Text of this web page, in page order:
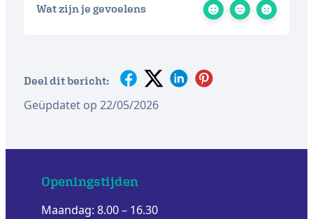
Wat zijn je gevoelens
Deel dit bericht:
Geüpdatet op 22/05/2026
Openingstijden
Maandag: 8.00 – 16.30